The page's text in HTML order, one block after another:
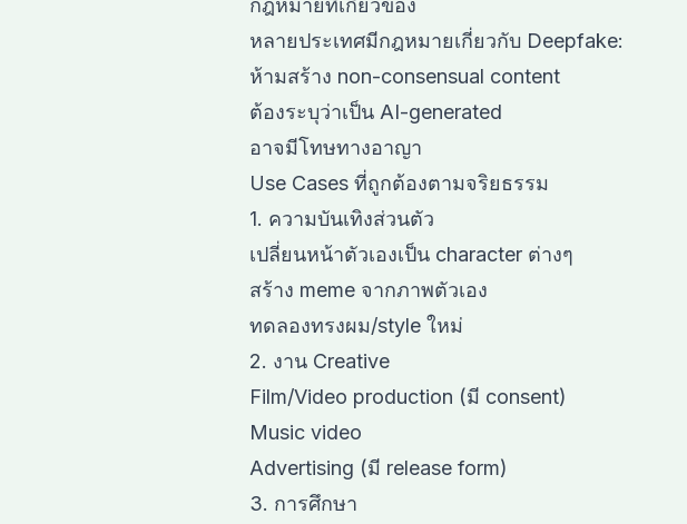
กฎหมายที่เกี่ยวข้อง
หลายประเทศมีกฎหมายเกี่ยวกับ Deepfake:
ห้ามสร้าง non-consensual content
ต้องระบุว่าเป็น AI-generated
อาจมีโทษทางอาญา
Use Cases ที่ถูกต้องตามจริยธรรม
1. ความบันเทิงส่วนตัว
เปลี่ยนหน้าตัวเองเป็น character ต่างๆ
สร้าง meme จากภาพตัวเอง
ทดลองทรงผม/style ใหม่
2. งาน Creative
Film/Video production (มี consent)
Music video
Advertising (มี release form)
3. การศึกษา